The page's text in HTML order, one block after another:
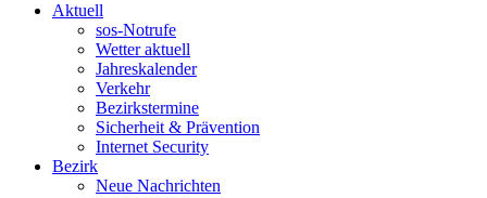
Aktuell
sos-Notrufe
Wetter aktuell
Jahreskalender
Verkehr
Bezirkstermine
Sicherheit & Prävention
Internet Security
Bezirk
Neue Nachrichten